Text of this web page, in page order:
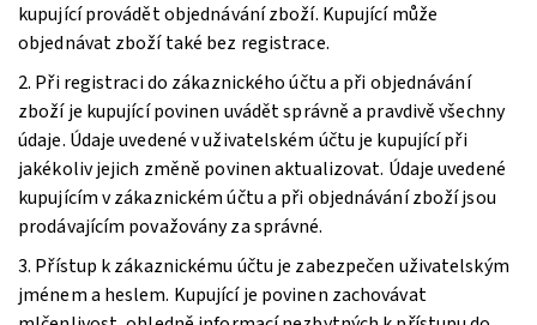
kupující provádět objednávání zboží. Kupující může
objednávat zboží také bez registrace.
2. Při registraci do zákaznického účtu a při objednávání
zboží je kupující povinen uvádět správně a pravdivě všechny
údaje. Údaje uvedené v uživatelském účtu je kupující při
jakékoliv jejich změně povinen aktualizovat. Údaje uvedené
kupujícím v zákaznickém účtu a při objednávání zboží jsou
prodávajícím považovány za správné.
3. Přístup k zákaznickému účtu je zabezpečen uživatelským
jménem a heslem. Kupující je povinen zachovávat